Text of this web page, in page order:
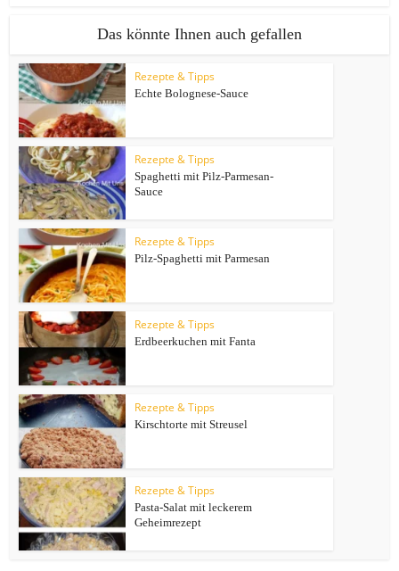
Das könnte Ihnen auch gefallen
Rezepte & Tipps
Echte Bolognese-Sauce
Rezepte & Tipps
Spaghetti mit Pilz-Parmesan-
Sauce
Rezepte & Tipps
Pilz-Spaghetti mit Parmesan
Rezepte & Tipps
Erdbeerkuchen mit Fanta
Rezepte & Tipps
Kirschtorte mit Streusel
Rezepte & Tipps
Pasta-Salat mit leckerem
Geheimrezept